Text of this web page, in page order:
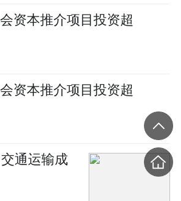
资本推介项目投资超
资本推介项目投资超
通运输成